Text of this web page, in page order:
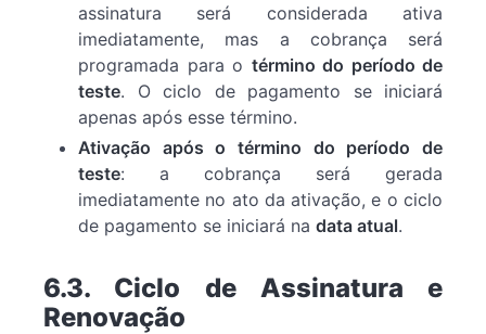
assinatura será considerada ativa
imediatamente, mas a cobrança será
programada para o término do período de
teste. O ciclo de pagamento se iniciará
apenas após esse término.
Ativação após o término do período de
teste: a cobrança será gerada
imediatamente no ato da ativação, e o ciclo
de pagamento se iniciará na data atual.
6.3. Ciclo de Assinatura e
Renovação